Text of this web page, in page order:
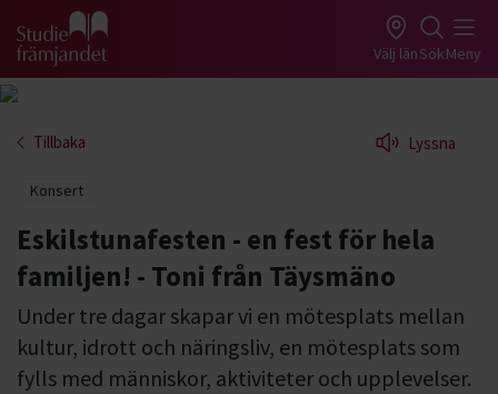
Gå till studiefrämjandets startsida Välj länSökMeny
Tillbaka Lyssna
Konsert
Eskilstunafesten - en fest för hela
familjen! - Toni från Täysmäno
Under tre dagar skapar vi en mötesplats mellan
kultur, idrott och näringsliv, en mötesplats som
fylls med människor, aktiviteter och upplevelser.